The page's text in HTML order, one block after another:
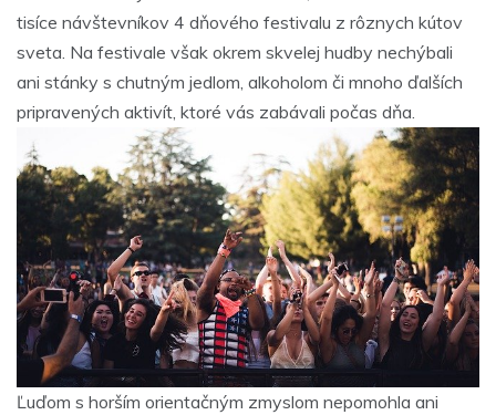
tisíce návštevníkov 4 dňového festivalu z rôznych kútov
sveta. Na festivale však okrem skvelej hudby nechýbali
ani stánky s chutným jedlom, alkoholom či mnoho ďalších
pripravených aktivít, ktoré vás zabávali počas dňa.
Ľuďom s horším orientačným zmyslom nepomohla ani